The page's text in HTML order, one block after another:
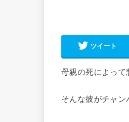
ツイート
母親の死によって
そんな彼がチャン